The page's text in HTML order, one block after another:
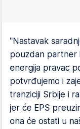
"Nastavak
pouzdan partner
energija pravac
potvrđujemo i
tranziciji Srbije i
jer će EPS
ona će ostati u